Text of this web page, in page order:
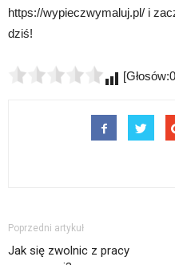
https://wypieczwymaluj.pl/ i
dziś!
Poprzedni artykuł
Jak się zwolnic z pracy